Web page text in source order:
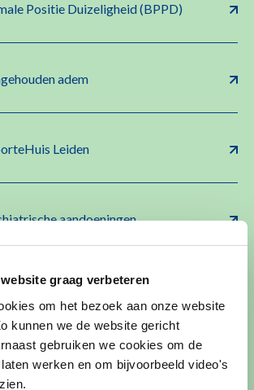
graag verbeteren
om het bezoek aan onze website
kunnen we de website gericht
gebruiken we cookies om de
werken en om bijvoorbeeld video's
Positie Duizeligheid (BPPD)
adem
Leiden
aandoeningen
(I-123-MIBG-scan)